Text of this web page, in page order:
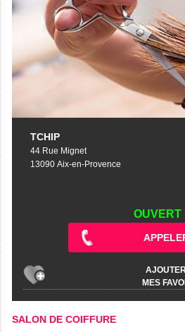
TCHIP
44 Rue Mignet
13090 Aix-en-Provence
OUVERT
MES
SALON DE COIFFURE